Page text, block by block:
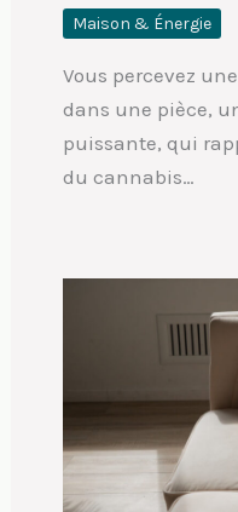
Maison & Énergie
Vous percevez
dans une pièce,
puissante, qui
du cannabis…